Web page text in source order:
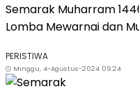
Semarak Muharram
Lomba Mewarnai dan
PERISTIWA
Minggu, 4-Agustus-2024 09:24